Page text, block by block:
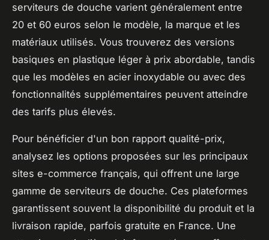
serviteurs de douche varient généralement entre
20 et 60 euros selon le modèle, la marque et les
matériaux utilisés. Vous trouverez des versions
basiques en plastique léger à prix abordable, tandis
que les modèles en acier inoxydable ou avec des
fonctionnalités supplémentaires peuvent atteindre
des tarifs plus élevés.
Pour bénéficier d'un bon rapport qualité-prix,
analysez les options proposées sur les principaux
sites e-commerce français, qui offrent une large
gamme de serviteurs de douche. Ces plateformes
garantissent souvent la disponibilité du produit et la
livraison rapide, parfois gratuite en France. Une